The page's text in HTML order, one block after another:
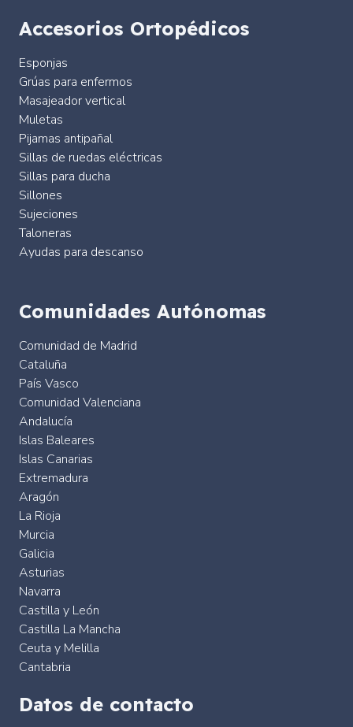
Accesorios Ortopédicos
Esponjas
Grúas para enfermos
Masajeador vertical
Muletas
Pijamas antipañal
Sillas de ruedas eléctricas
Sillas para ducha
Sillones
Sujeciones
Taloneras
Ayudas para descanso
Comunidades Autónomas
Comunidad de Madrid
Cataluña
País Vasco
Comunidad Valenciana
Andalucía
Islas Baleares
Islas Canarias
Extremadura
Aragón
La Rioja
Murcia
Galicia
Asturias
Navarra
Castilla y León
Castilla La Mancha
Ceuta y Melilla
Cantabria
Datos de contacto